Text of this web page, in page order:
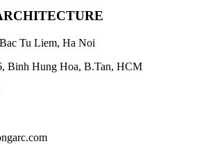
Tu Liem, Ha Noi
Binh Hung Hoa, B.Tan, HCM